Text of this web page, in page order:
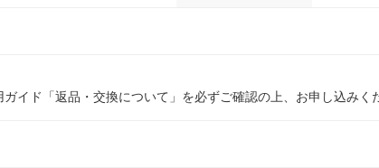
イド「返品・交換について」を必ずご確認の上、お申し込みく